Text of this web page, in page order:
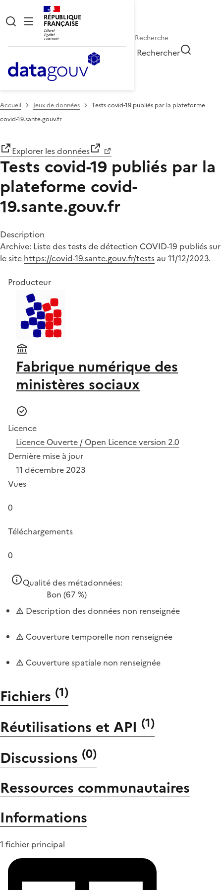
RÉPUBLIQUE
FRANÇAISE
Rechercher
Accueil Jeux de données
Tests covid-19 publiés par la plateforme
covid-19.sante.gouv.fr
Explorer les données
Tests covid-19 publiés par la
plateforme covid-
19.sante.gouv.fr
Description
Archive: Liste des tests de détection COVID-19 publiés sur
le site https://covid-19.sante.gouv.fr/tests au 11/12/2023.
Producteur
Fabrique numérique des
ministères sociaux
Licence
Licence Ouverte / Open Licence version 2.0
Dernière mise à jour
11 décembre 2023
Vues
0
Téléchargements
0
Qualité des métadonnées:
Bon (67 %)
Description des données non renseignée
Couverture temporelle non renseignée
Couverture spatiale non renseignée
Fichiers (1)
Réutilisations et API (1)
Discussions (0)
Ressources communautaires
Informations
1 fichier principal